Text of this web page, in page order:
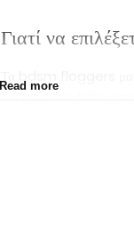
Γιατί να
και απόδοση, Κάθε
Read more